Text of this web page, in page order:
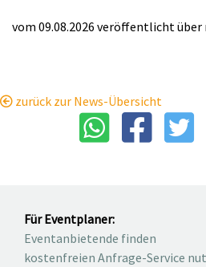
vom 09.08.2026 veröffentlicht über
zurück zur News-Übersicht
Für Eventplaner:
Eventanbietende finden
kostenfreien Anfrage-Service